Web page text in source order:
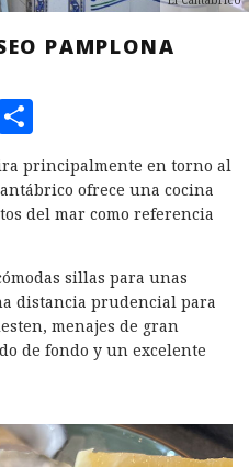
PAMPLONA
o
m
p
rt
ir
principalmente en torno al
ofrece una cocina
del mar como referencia
sillas para unas
distancia prudencial para
menajes de gran
de fondo y un excelente